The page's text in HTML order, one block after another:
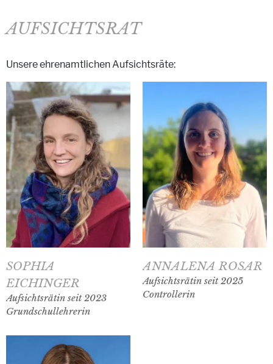
AUFSICHTSRAT
Unsere ehrenamtlichen Aufsichtsräte:
SOPHIA
EICHINGER
Aufsichtsrätin seit 2023
Grundschullehrerin
ANNALENA ROSAR
Aufsichtsrätin seit 2025
Controllerin